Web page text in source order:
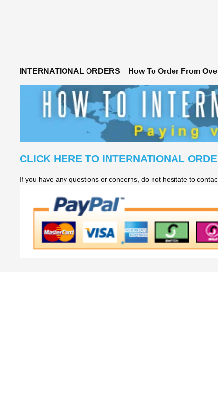
INTERNATIONAL ORDERS How To Order From
CLICK HERE TO INTERNATIONAL
If you have any questions or concerns, do not hesitate to